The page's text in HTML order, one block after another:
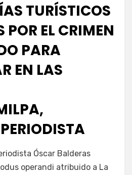
TURÍSTICOS
POR EL CRIMEN
PARA
EN LAS
Óscar Balderas
operandi atribuido a La